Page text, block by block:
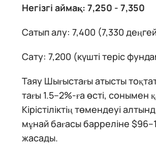
Негізгі аймақ: 7,250 - 7,350
Сатып алу: 7,400 (7,330
Сату: 7,200 (күшті теріс
Таяу Шығыстағы атысты
тағы 1.5–2%-ға өсті,
Кірістіліктің төмендеуі
мұнай бағасы барреліне
жасады.